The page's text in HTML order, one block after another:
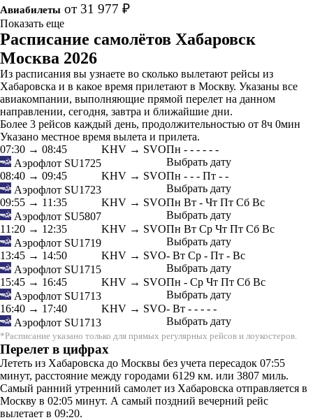
Авиабилеты от 31 977 ₽
Показать еще
Расписание самолётов Хабаровск
Москва 2026
Из расписания вы узнаете во сколько вылетают рейсы из
Хабаровска и в какое время прилетают в Москву. Указаны все
авиакомпании, выполняющие прямой перелет на данном
направлении, сегодня, завтра и ближайшие дни.
Более 3 рейсов каждый день, продолжительностью от 8ч 0мин
Указано местное время вылета и прилета.
07:30 → 08:45
Аэрофлот SU1725
KHV → SVOПн - - - - - -
Выбрать дату
08:40 → 09:45
Аэрофлот SU1723
KHV → SVOПн - - - Пт - -
Выбрать дату
09:55 → 11:35
Аэрофлот SU5807
KHV → SVOПн Вт - Чт Пт Сб Вс
Выбрать дату
11:20 → 12:35
Аэрофлот SU1719
KHV → SVOПн Вт Ср Чт Пт Сб Вс
Выбрать дату
13:45 → 14:50
Аэрофлот SU1715
KHV → SVO- Вт Ср - Пт - Вс
Выбрать дату
15:45 → 16:45
Аэрофлот SU1713
KHV → SVOПн - Ср Чт Пт Сб Вс
Выбрать дату
16:40 → 17:40
Аэрофлот SU1713
KHV → SVO- Вт - - - - -
Выбрать дату
*Расписание указано только для прямых регулярных рейсов и лоукостеров.
Перелет в цифрах
Лететь из Хабаровска до Москвы без учета пересадок 07:55
минут, расстояние между городами 6129 км. или 3807 миль.
Самый ранний утренний самолет из Хабаровска отправляется в
Москву в 02:05 минут. А самый поздний вечерний рейс
вылетает в 09:20.